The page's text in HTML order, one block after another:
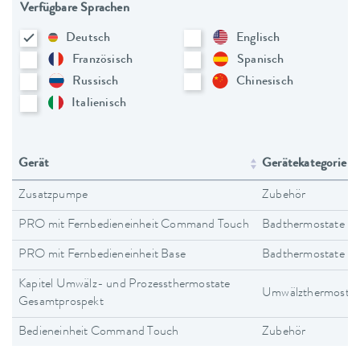
Verfügbare Sprachen
Deutsch
Englisch
Französisch
Spanisch
Russisch
Chinesisch
Italienisch
Gerät Gerätekategorie
Zusatzpumpe Zubehör
PRO mit Fernbedieneinheit Command Touch Badthermostate
PRO mit Fernbedieneinheit Base Badthermostate
Kapitel Umwälz- und Prozessthermostate
Gesamtprospekt
Bedieneinheit Command Touch Zubehör